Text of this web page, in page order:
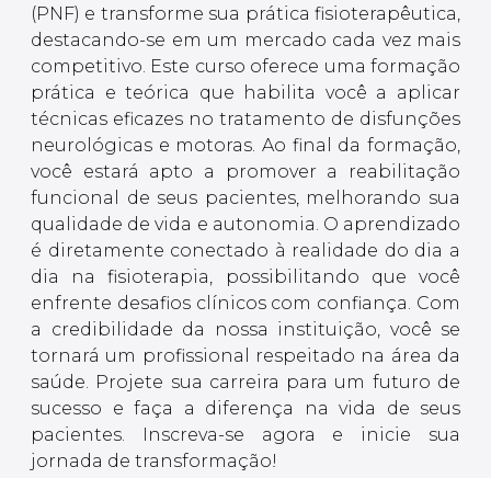
(PNF) e transforme sua prática fisioterapêutica,
destacando-se em um mercado cada vez mais
competitivo. Este curso oferece uma formação
prática e teórica que habilita você a aplicar
técnicas eficazes no tratamento de disfunções
neurológicas e motoras. Ao final da formação,
você estará apto a promover a reabilitação
funcional de seus pacientes, melhorando sua
qualidade de vida e autonomia. O aprendizado
é diretamente conectado à realidade do dia a
dia na fisioterapia, possibilitando que você
enfrente desafios clínicos com confiança. Com
a credibilidade da nossa instituição, você se
tornará um profissional respeitado na área da
saúde. Projete sua carreira para um futuro de
sucesso e faça a diferença na vida de seus
pacientes. Inscreva-se agora e inicie sua
jornada de transformação!